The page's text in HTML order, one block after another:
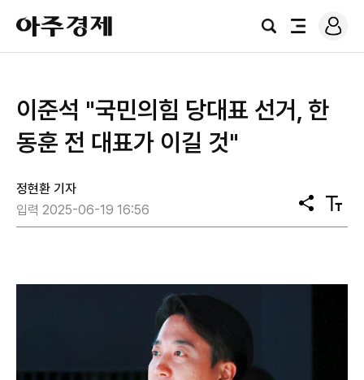
아
주
경
검
전
로
그
이준석 "국민의힘 당대표 선거, 한
동훈 전 대표가 이길 것"
정현환 기자
입력 2025-06-19 16:56
공
유
텍
스